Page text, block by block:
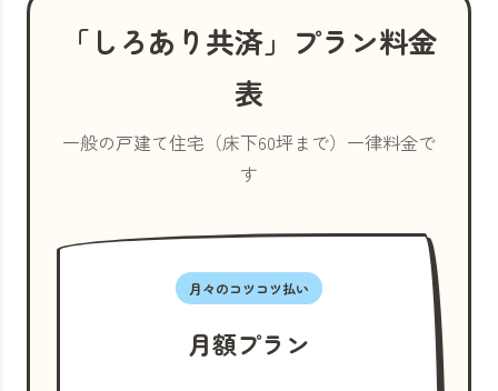
「しろあり共済」プラン料金
表
一般の戸建て住宅（床下60坪まで）一律料金で
す
月々のコツコツ払い
月額プラン